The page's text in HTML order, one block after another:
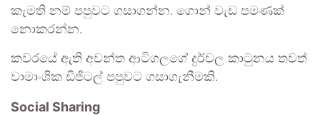
කැමති නම් පපුවට ගසාගන්න. ගොන් වැඩ පමණක්
නොකරන්න.
කවරයේ ඇති අවන්ත ආටිගලගේ දුර්වල කාටුනය තවත්
වාමාංශික ඩිජිටල් පපුවට ගසාගැනීමකි.
Social Sharing